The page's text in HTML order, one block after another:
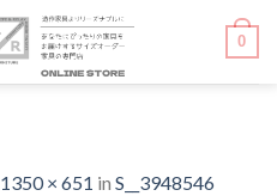
0
1350 × 651 in S__3948546